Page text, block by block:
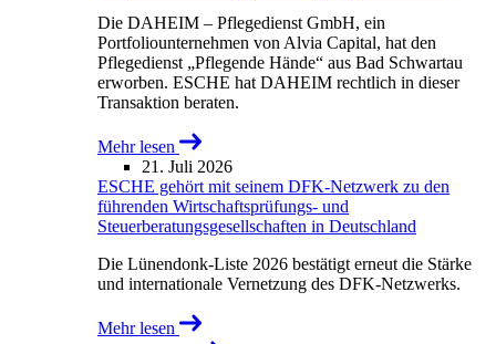
Die DAHEIM – Pflegedienst GmbH, ein
Portfoliounternehmen von Alvia Capital, hat den
Pflegedienst „Pflegende Hände“ aus Bad Schwartau
erworben. ESCHE hat DAHEIM rechtlich in dieser
Transaktion beraten.
Mehr lesen
21. Juli 2026
ESCHE gehört mit seinem DFK-Netzwerk zu den
führenden Wirtschaftsprüfungs- und
Steuerberatungsgesellschaften in Deutschland
Die Lünendonk-Liste 2026 bestätigt erneut die Stärke
und internationale Vernetzung des DFK-Netzwerks.
Mehr lesen